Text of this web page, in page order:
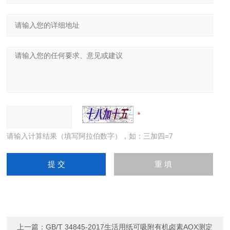
请输入计算结果（填写阿拉伯数字），如：三加四=7
上一篇：GB/T 34845-2017生活用纸可吸附有机卤素AOX测定